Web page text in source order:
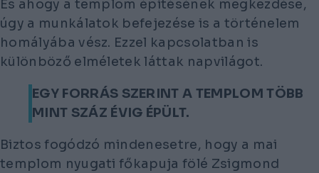
És ahogy a templom építésének megkezdése,
úgy a munkálatok befejezése is a történelem
homályába vész. Ezzel kapcsolatban is
különböző elméletek láttak napvilágot.
EGY FORRÁS SZERINT A TEMPLOM TÖBB
MINT SZÁZ ÉVIG ÉPÜLT.
Biztos fogódzó mindenesetre, hogy a mai
templom nyugati főkapuja fölé Zsigmond